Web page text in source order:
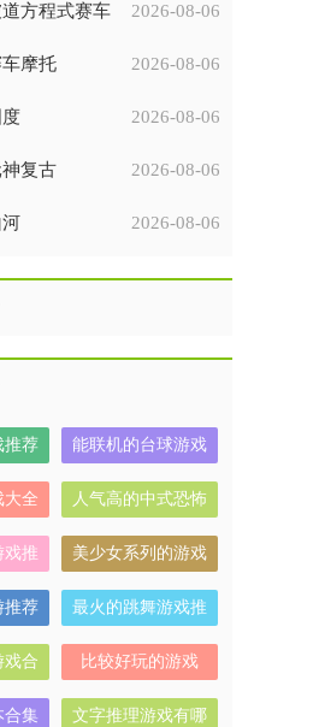
方程式赛车 2026-08-06
摩托 2026-08-06
2026-08-06
复古 2026-08-06
2026-08-06
推荐 能联机的台球游戏
大全
人气高的中式恐怖
解谜游戏有哪些
戏推
美少女系列的游戏
有哪些
推荐
最火的跳舞游戏推
荐
戏合
比较好玩的游戏
合集
文字推理游戏有哪